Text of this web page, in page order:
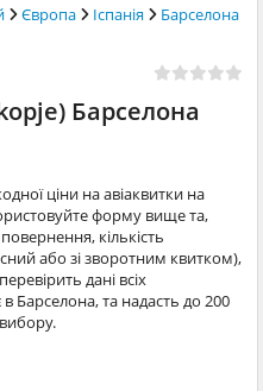
Європа Іспанія
Барселона
Барселона
ціни на авіаквитки на
форму вище та,
кількість
або зі зворотним квитком),
дані всіх
Барселона, та надасть до 200